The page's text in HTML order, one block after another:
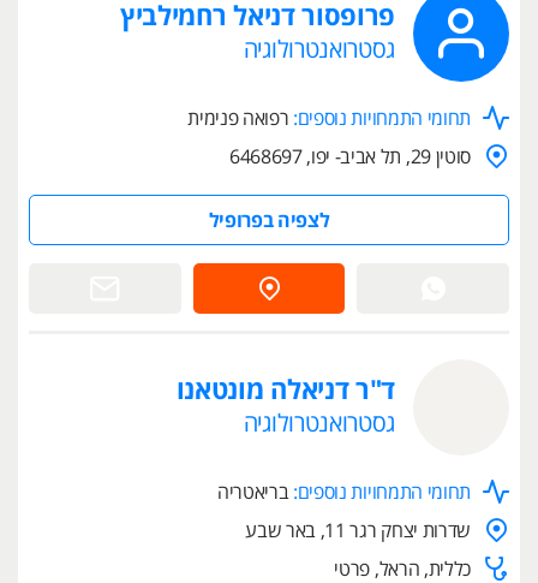
פרופסור דניאל רחמילביץ
גסטרואנטרולוגיה
תחומי התמחויות נוספים: רפואה פנימית
סוטין 29, תל אביב- יפו, 6468697
לצפיה בפרופיל
ד"ר דניאלה מונטאנו
גסטרואנטרולוגיה
תחומי התמחויות נוספים: בריאטריה
שדרות יצחק רגר 11, באר שבע
כללית, הראל, פרטי